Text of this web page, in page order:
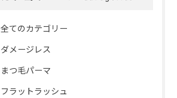
全てのカテゴリー
ダメージレス
まつ毛パーマ
フラットラッシュ